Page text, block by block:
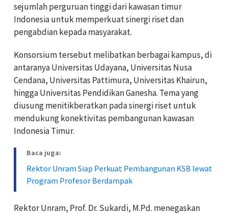
sejumlah perguruan tinggi dari kawasan timur
Indonesia untuk memperkuat sinergi riset dan
pengabdian kepada masyarakat.
Konsorsium tersebut melibatkan berbagai kampus, di
antaranya Universitas Udayana, Universitas Nusa
Cendana, Universitas Pattimura, Universitas Khairun,
hingga Universitas Pendidikan Ganesha. Tema yang
diusung menitikberatkan pada sinergi riset untuk
mendukung konektivitas pembangunan kawasan
Indonesia Timur.
Baca juga:
Rektor Unram Siap Perkuat Pembangunan KSB lewat
Program Profesor Berdampak
Rektor Unram, Prof. Dr. Sukardi, M.Pd. menegaskan